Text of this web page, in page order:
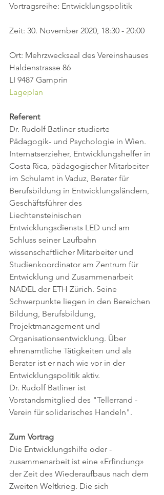
Vortragsreihe: Entwicklungspolitik
Zeit: 30. November 2020, 18:30 - 20:00
Ort: Mehrzwecksaal des Vereinshauses
Haldenstrasse 86
LI 9487 Gamprin
Lageplan
Referent
Dr. Rudolf Batliner studierte
Pädagogik- und Psychologie in Wien.
Internatserzieher, Entwicklungshelfer in
Costa Rica, pädagogischer Mitarbeiter
im Schulamt in Vaduz, Berater für
Berufsbildung in Entwicklungsländern,
Geschäftsführer des
Liechtensteinischen
Entwicklungsdiensts LED und am
Schluss seiner Laufbahn
wissenschaftlicher Mitarbeiter und
Studienkoordinator am Zentrum für
Entwicklung und Zusammenarbeit
NADEL der ETH Zürich. Seine
Schwerpunkte liegen in den Bereichen
Bildung, Berufsbildung,
Projektmanagement und
Organisationsentwicklung. Über
ehrenamtliche Tätigkeiten und als
Berater ist er nach wie vor in der
Entwicklungspolitik aktiv.
Dr. Rudolf Batliner ist
Vorstandsmitglied des "Tellerrand -
Verein für solidarisches Handeln".
Zum Vortrag
Die Entwicklungshilfe oder -
zusammenarbeit ist eine «Erfindung»
der Zeit des Wiederaufbaus nach dem
Zweiten Weltkrieg. Die sich